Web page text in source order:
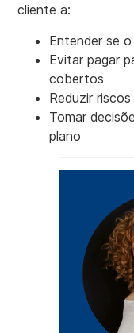
cliente a:
Entender se
Evitar pagar
cobertos
Reduzir
Tomar
plano